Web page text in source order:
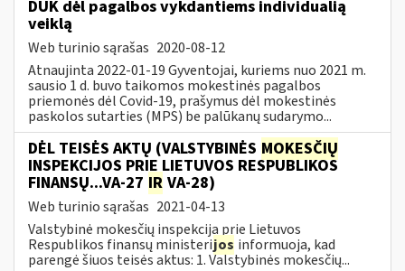
DUK dėl pagalbos vykdantiems individualią
veiklą
Web turinio sąrašas 2020-08-12
Atnaujinta 2022-01-19 Gyventojai, kuriems nuo 2021 m.
sausio 1 d. buvo taikomos mokestinės pagalbos
priemonės dėl Covid-19, prašymus dėl mokestinės
paskolos sutarties (MPS) be palūkanų sudarymo...
DĖL TEISĖS AKTŲ (VALSTYBINĖS MOKESČIŲ
INSPEKCIJOS PRIE LIETUVOS RESPUBLIKOS
FINANSŲ...VA-27 IR VA-28)
Web turinio sąrašas 2021-04-13
Valstybinė mokesčių inspekcija prie Lietuvos
Respublikos finansų ministerijos informuoja, kad
parengė šiuos teisės aktus: 1. Valstybinės mokesčių...